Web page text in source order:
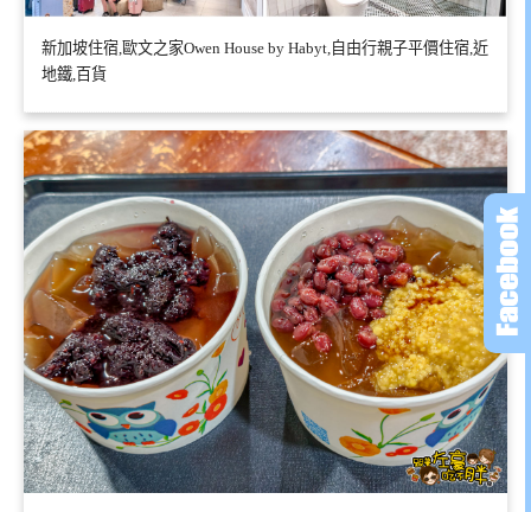
新加坡住宿,歐文之家Owen House by Habyt,自由行親子平價住宿,近
地鐵,百貨